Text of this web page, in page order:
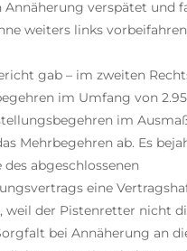
Annäherung verspätet und
weiters links
gab – im zweiten
im Umfang von
im
Mehrbegehren ab. Es
abgeschlossenen
eine
weil der Pistenretter nicht
bei Annäherung an